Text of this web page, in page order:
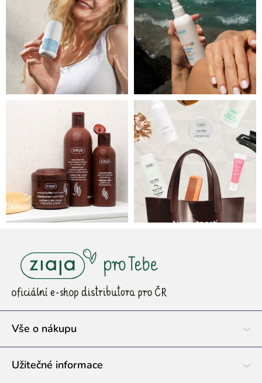
t
Vše o nákupu
Užitečné informace